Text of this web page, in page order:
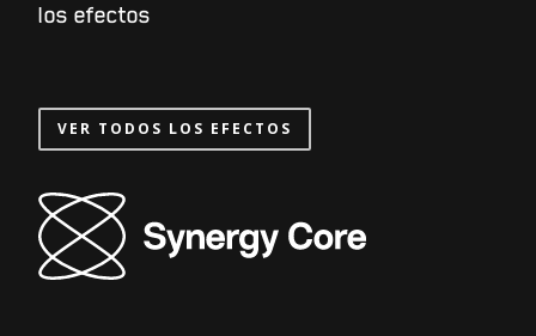
los efectos
VER TODOS LOS EFECTOS